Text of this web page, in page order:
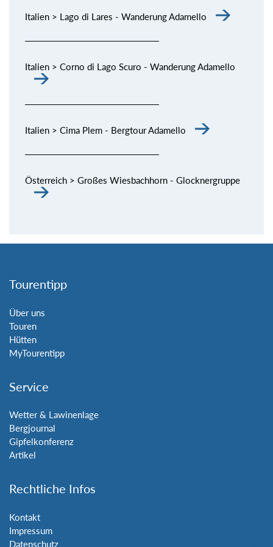
Italien > Lago di Lares - Wanderung Adamello
Italien > Corno di Lago Scuro - Wanderung Adamello
Italien > Cima Plem - Bergtour Adamello
Österreich > Großes Wiesbachhorn - Glocknergruppe
Tourentipp
Über uns
Touren
Hütten
MyTourentipp
Service
Wetter & Lawinenlage
Bergjournal
Gipfelkonferenz
Artikel
Rechtliche Infos
Kontakt
Impressum
Datenschutz